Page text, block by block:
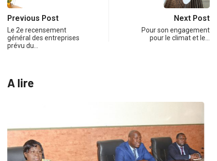
Previous Post
Le 2e recensement
général des entreprises
prévu du…
Next Post
Pour son engagement
pour le climat et le…
A lire